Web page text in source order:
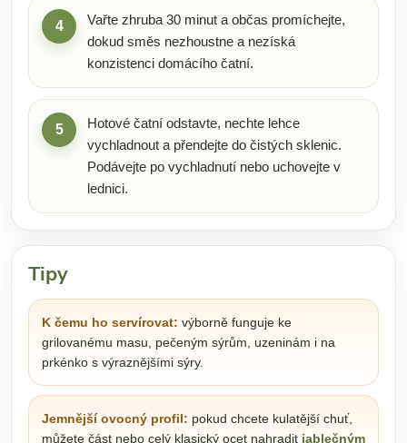
4
Vařte zhruba 30 minut a občas promíchejte,
dokud směs nezhoustne a nezíská
konzistenci domácího čatní.
5
Hotové čatní odstavte, nechte lehce
vychladnout a přendejte do čistých sklenic.
Podávejte po vychladnutí nebo uchovejte v
lednici.
Tipy
K čemu ho servírovat: výborně funguje ke
grilovanému masu, pečeným sýrům, uzeninám i na
prkénko s výraznějšími sýry.
Jemnější ovocný profil: pokud chcete kulatější chuť,
můžete část nebo celý klasický ocet nahradit jablečným